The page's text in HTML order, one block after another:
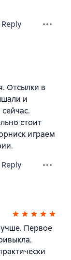
Reply
Отсылки в
и
стоит
играем
Reply
Первое